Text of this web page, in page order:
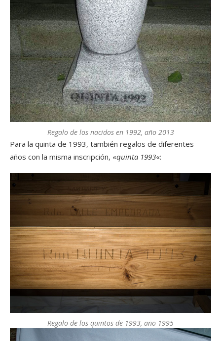
Regalo de los nacidos en 1992, año 2013
Para la quinta de 1993, también regalos de diferentes
años con la misma inscripción, «quinta 1993«:
Regalo de los quintos de 1993, año 1995